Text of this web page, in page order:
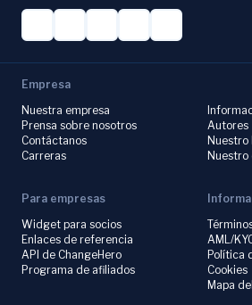
Empresa
Nuestra empresa
Prensa sobre nosotros
Contáctanos
Carreras
Autores
Nuestro
Nuestro
Para empresas
Widget para socios
Enlaces de referencia
API de ChangeHero
Programa de afiliados
AML/
Política
Cookies
Mapa